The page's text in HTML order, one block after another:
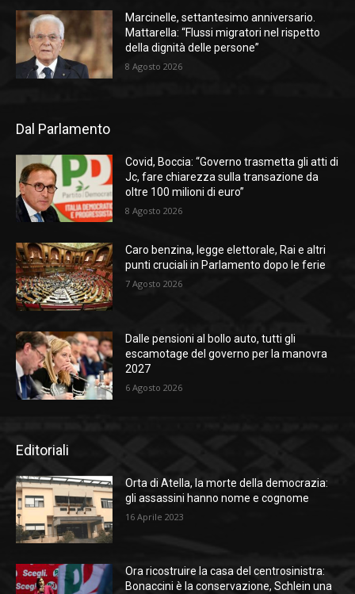
Marcinelle, settantesimo anniversario.
Mattarella: “Flussi migratori nel rispetto
della dignità delle persone”
8 Agosto 2026
Dal Parlamento
Covid, Boccia: “Governo trasmetta gli atti di
Jc, fare chiarezza sulla transazione da
oltre 100 milioni di euro”
8 Agosto 2026
Caro benzina, legge elettorale, Rai e altri
punti cruciali in Parlamento dopo le ferie
7 Agosto 2026
Dalle pensioni al bollo auto, tutti gli
escamotage del governo per la manovra
2027
6 Agosto 2026
Editoriali
Orta di Atella, la morte della democrazia:
gli assassini hanno nome e cognome
16 Aprile 2023
Ora ricostruire la casa del centrosinistra:
Bonaccini è la conservazione, Schlein una